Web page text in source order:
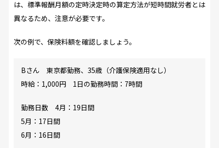
は、標準報酬月額の定時決定時の算定方法が短時間就労者とは
異なるため、注意が必要です。
次の例で、保険料額を確認しましょう。
Bさん 東京都勤務、35歳（介護保険適用なし）
時給：1,000円 1日の勤務時間：7時間
勤務日数 4月：19日間
5月：17日間
6月：16日間